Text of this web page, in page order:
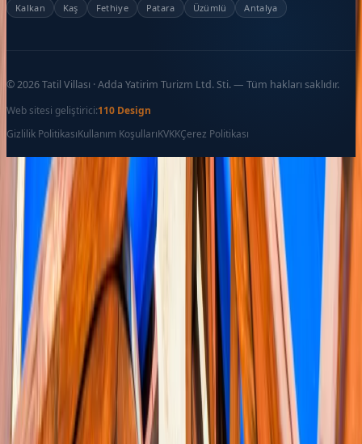
Kalkan Kaş Fethiye Patara Üzümlü Antalya
©2026Tatil Villası · Adda Yatirim Turizm Ltd. Sti. — Tüm hakları saklıdır.
Web sitesi geliştirici:110 Design
Gizlilik PolitikasıKullanım KoşullarıKVKKÇerez Politikası
Ara